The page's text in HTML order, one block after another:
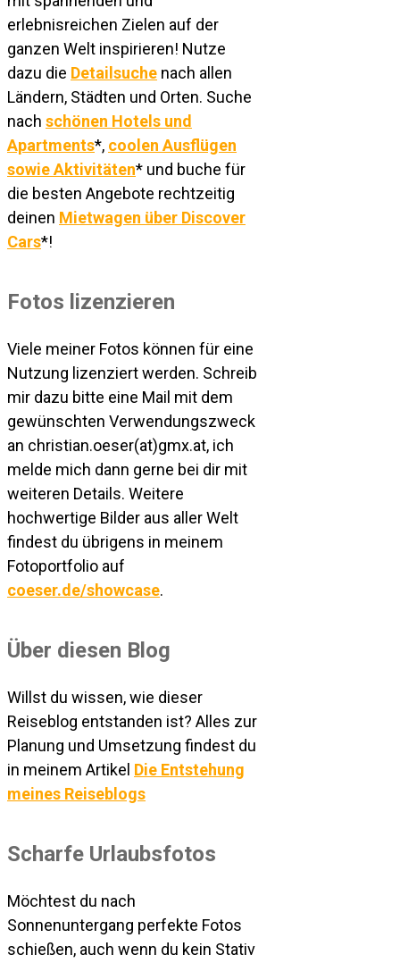
erlebnisreichen Zielen auf der
ganzen Welt inspirieren! Nutze
dazu die Detailsuche nach allen
Ländern, Städten und Orten. Suche
nach schönen Hotels und
Apartments*, coolen Ausflügen
sowie Aktivitäten* und buche für
die besten Angebote rechtzeitig
deinen Mietwagen über Discover
Cars*!
Fotos lizenzieren
Viele meiner Fotos können für eine
Nutzung lizenziert werden. Schreib
mir dazu bitte eine Mail mit dem
gewünschten Verwendungszweck
an christian.oeser(at)gmx.at, ich
melde mich dann gerne bei dir mit
weiteren Details. Weitere
hochwertige Bilder aus aller Welt
findest du übrigens in meinem
Fotoportfolio auf
coeser.de/showcase.
Über diesen Blog
Willst du wissen, wie dieser
Reiseblog entstanden ist? Alles zur
Planung und Umsetzung findest du
in meinem Artikel Die Entstehung
meines Reiseblogs
Scharfe Urlaubsfotos
Möchtest du nach
Sonnenuntergang perfekte Fotos
schießen, auch wenn du kein Stativ